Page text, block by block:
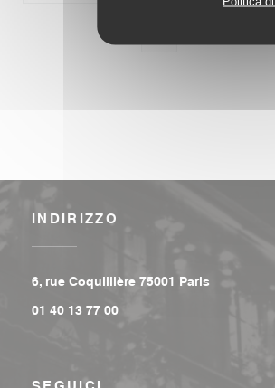
INDIRIZZO
6, rue Coquillière 75001 Paris
01 40 13 77 00